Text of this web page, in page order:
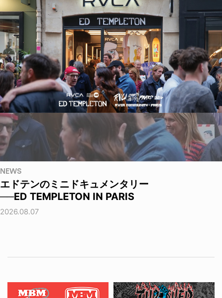
NEWS
エドテンのミニドキュメンタリー
──ED TEMPLETON IN PARIS
2026.08.07